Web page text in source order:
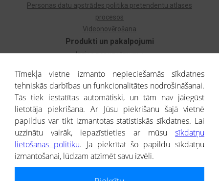
Produkti un pakalpojumi
Izziņa par uzņēmumu
Dzimtas koks
Uzņēmumu atlase
Monitorings
Kredītizziņa par ārvalstu uzņēmumiem
Personas datu apstrādes politika pretendentu atlases
procesos
Videonovērošana
® CREDITREFORM Latvija
SIA
Tīmekļa vietne izmanto nepieciešamās sīkdatnes
tehniskās darbības un funkcionalitātes nodrošināšanai.
Tās tiek iestatītas automātiski, un tām nav jāiegūst
lietotāja piekrišana. Ar Jūsu piekrišanu šajā vietnē
papildus var tikt izmantotas statistiskās sīkdatnes. Lai
uzzinātu vairāk, iepazīstieties ar mūsu sīkdatņu
lietošanas politiku. Ja piekrītat šo papildu sīkdatņu
izmantošanai, lūdzam atzīmēt savu izvēli.